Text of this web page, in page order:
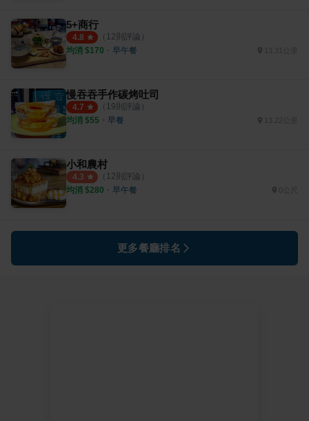
5+商行
4.8 （ 12則評論）
均消 $170 ・ 早午餐
慢吞吞手作碳烤吐司
4.7 （ 19則評論）
均消 $55 ・ 早餐
小和農村
4.3 （ 12則評論）
均消 $280 ・ 早午餐
更多餐廳排名